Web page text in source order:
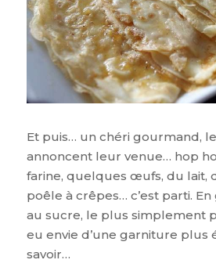
Et puis… un chéri gourmand,
annoncent leur venue… hop
farine, quelques œufs, du lait,
poêle à crêpes… c’est parti. En
au sucre, le plus simplement
eu envie d’une garniture plus
savoir…